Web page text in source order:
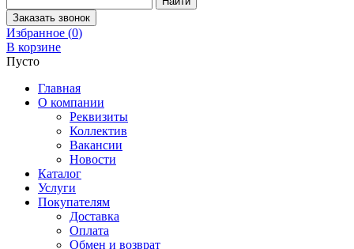
Избранное (0)
В корзине
Пусто
Главная
О компании
Реквизиты
Коллектив
Вакансии
Новости
Каталог
Услуги
Покупателям
Доставка
Оплата
Обмен и возврат